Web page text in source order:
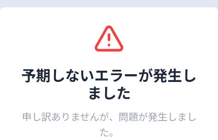
予期しないエラーが発生し
ました
申し訳ありませんが、問題が発生しまし
た。